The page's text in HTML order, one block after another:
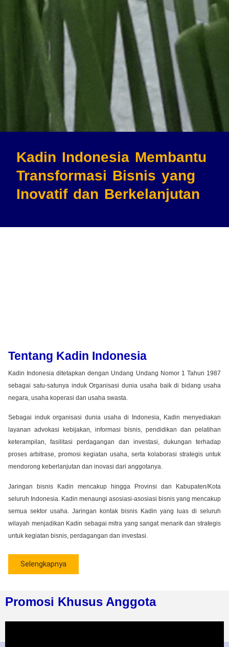
Kadin Indonesia Membantu
Transformasi Bisnis yang
Inovatif dan Berkelanjutan
Tentang Kadin Indonesia
Kadin Indonesia ditetapkan dengan Undang Undang Nomor 1 Tahun 1987
sebagai satu-satunya induk Organisasi dunia usaha baik di bidang usaha
negara, usaha koperasi dan usaha swasta.
Sebagai induk organisasi dunia usaha di Indonesia, Kadin menyediakan
layanan advokasi kebijakan, informasi bisnis, pendidikan dan pelatihan
keterampilan, fasilitasi perdagangan dan investasi, dukungan terhadap
proses arbitrase, promosi kegiatan usaha, serta kolaborasi strategis untuk
mendorong keberlanjutan dan inovasi dari anggotanya.
Jaringan bisnis Kadin mencakup hingga Provinsi dan Kabupaten/Kota
seluruh Indonesia. Kadin menaungi asosiasi-asosiasi bisnis yang mencakup
semua sektor usaha. Jaringan kontak bisnis Kadin yang luas di seluruh
wilayah menjadikan Kadin sebagai mitra yang sangat menarik dan strategis
untuk kegiatan bisnis, perdagangan dan investasi.
Selengkapnya
Promosi Khusus Anggota